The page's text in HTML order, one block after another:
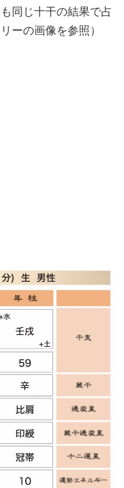
同じ十干の結果で占
ーの画像を参照）